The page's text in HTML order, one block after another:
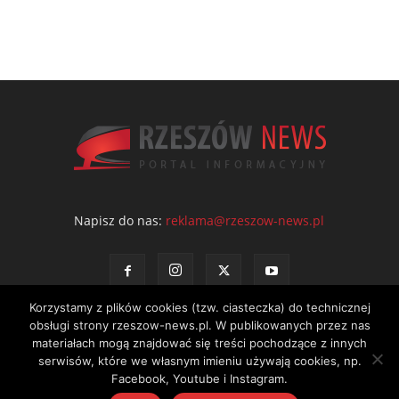
Napisz do nas: reklama@rzeszow-news.pl
Kontakt Polityka prywatności Regulamin portalu
© NEWS Sp. z o.o. - wydawca portalu Rzeszów News. Wszystkie prawa
Korzystamy z plików cookies (tzw. ciasteczka) do technicznej
obsługi strony rzeszow-news.pl. W publikowanych przez nas
materiałach mogą znajdować się treści pochodzące z innych
serwisów, które we własnym imieniu używają cookies, np.
Facebook, Youtube i Instagram.